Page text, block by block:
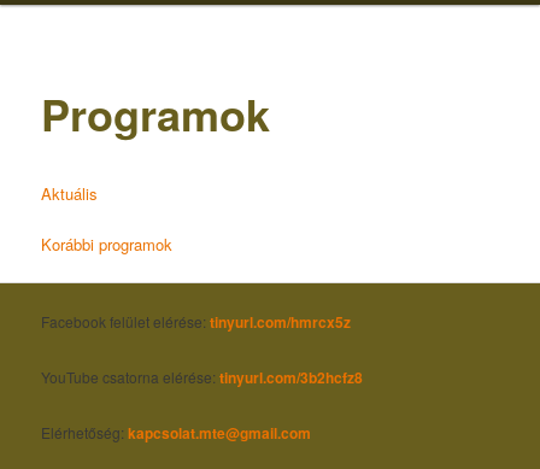
Programok
Aktuális
Korábbi programok
Facebook felület elérése:tinyurl.com/hmrcx5z
YouTube csatorna elérése:tinyurl.com/3b2hcfz8
Elérhetőség:kapcsolat.mte@gmail.com